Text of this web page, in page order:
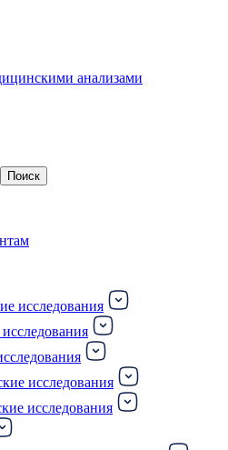
Поиск
исследования
исследования
исследования